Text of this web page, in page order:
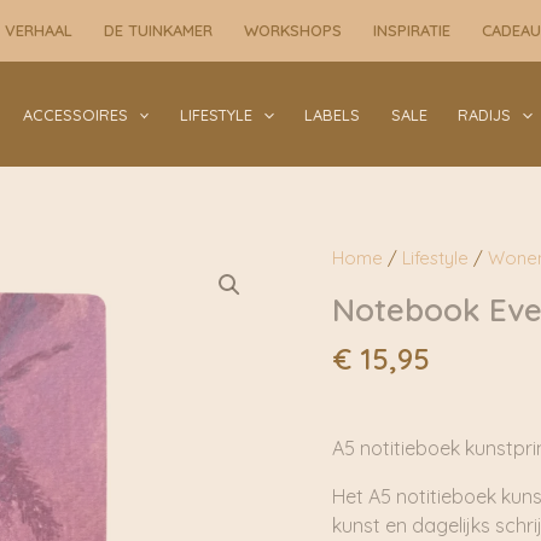
DE TUINKAMER WORKSHOPS INSPIRATIE
ACCESSOIRES LIFESTYLE LABELS SALE RADIJS
Home / Lifestyle /
Notebook
€15,95
A5 notitieboek
Het A5 notitieboek
kunst en dagelijks
|
Tinystories